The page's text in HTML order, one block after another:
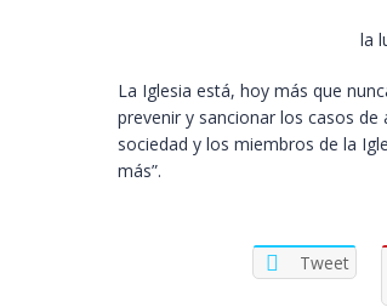
la
La Iglesia está, hoy más que
prevenir y sancionar los casos
sociedad y los miembros de la
más”.
Tweet